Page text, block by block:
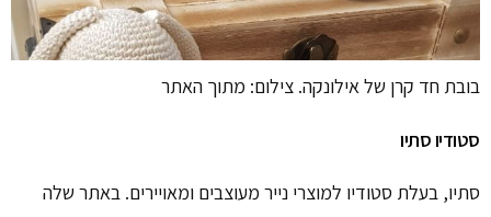
בובת חד קרן של אילונקה. צילום: מתוך האתר
סטודיו סתיו
סתיו, בעלת סטודיו למוצרי נייר מעוצבים ומאויירים. באתר שלה